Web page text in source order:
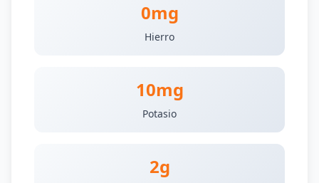
0mg
Hierro
10mg
Potasio
2g